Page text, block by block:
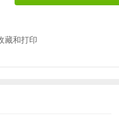
藏和打印